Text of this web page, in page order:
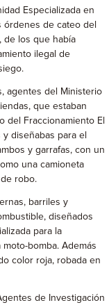
Especializada en
órdenes de cateo del
de los que había
ilegal de
agentes del Ministerio
que estaban
del Fraccionamiento El
diseñabas para el
y garrafas, con un
una camioneta
robo.
barriles y
diseñados
para la
bomba. Además
color roja, robada en
de Investigación